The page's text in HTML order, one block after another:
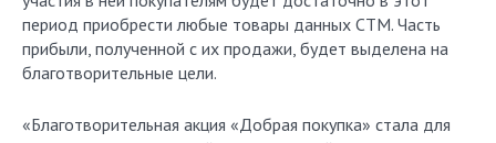
период приобрести любые товары данных СТМ. Часть
прибыли, полученной с их продажи, будет выделена на
благотворительные цели.
«Благотворительная акция «Добрая покупка» стала для